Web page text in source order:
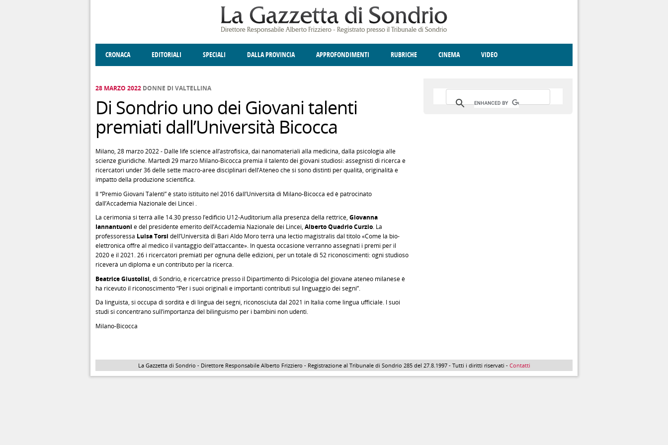
CRONACA EDITORIALI SPECIALI DALLA PROVINCIA APPROFONDIMENTI RUBRICHE CINEMA VIDEO
28 MARZO 2022 DONNE DI VALTELLINA
Di Sondrio uno dei Giovani talenti
premiati dall’Università Bicocca
Milano, 28 marzo 2022 - Dalle life science all’astrofisica, dai nanomateriali alla medicina, dalla psicologia alle
scienze giuridiche. Martedì 29 marzo Milano-Bicocca premia il talento dei giovani studiosi: assegnisti di ricerca e
ricercatori under 36 delle sette macro-aree disciplinari dell’Ateneo che si sono distinti per qualità, originalità e
impatto della produzione scientifica.
Il “Premio Giovani Talenti” è stato istituito nel 2016 dall’Università di Milano-Bicocca ed è patrocinato
dall’Accademia Nazionale dei Lincei .
La cerimonia si terrà alle 14.30 presso l’edificio U12-Auditorium alla presenza della rettrice, Giovanna
Iannantuoni e del presidente emerito dell’Accademia Nazionale dei Lincei, Alberto Quadrio Curzio. La
professoressa Luisa Torsi dell’Università di Bari Aldo Moro terrà una lectio magistralis dal titolo «Come la bio-
elettronica offre al medico il vantaggio dell'attaccante». In questa occasione verranno assegnati i premi per il
2020 e il 2021. 26 i ricercatori premiati per ognuna delle edizioni, per un totale di 52 riconoscimenti: ogni studioso
riceverà un diploma e un contributo per la ricerca.
Beatrice Giustolisi, di Sondrio, è ricercatrice presso il Dipartimento di Psicologia del giovane ateneo milanese è
ha ricevuto il riconoscimento “Per i suoi originali e importanti contributi sul linguaggio dei segni”.
Da linguista, si occupa di sordità e di lingua dei segni, riconosciuta dal 2021 in Italia come lingua ufficiale. I suoi
studi si concentrano sull’importanza del bilinguismo per i bambini non udenti.
Milano-Bicocca
La Gazzetta di Sondrio - Direttore Responsabile Alberto Frizziero - Registrazione al Tribunale di Sondrio 285 del 27.8.1997 - Tutti i diritti riservati - Contatti